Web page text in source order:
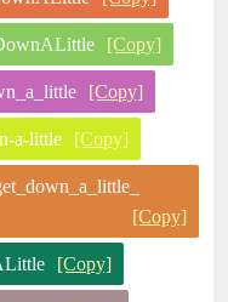
[Copy]
[Copy]
a-little [Copy]
[Copy]
[Copy]